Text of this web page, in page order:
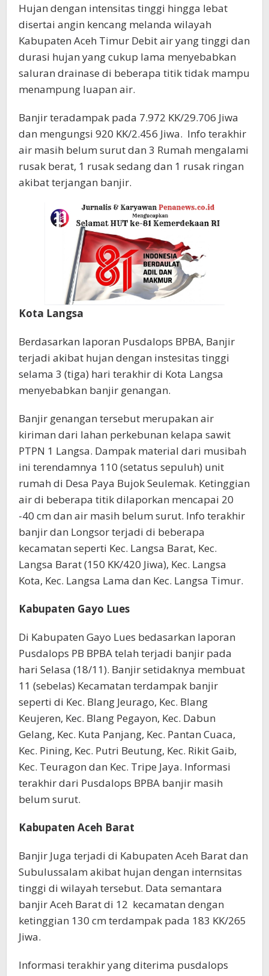
Hujan dengan intensitas tinggi hingga lebat
disertai angin kencang melanda wilayah
Kabupaten Aceh Timur Debit air yang tinggi dan
durasi hujan yang cukup lama menyebabkan
saluran drainase di beberapa titik tidak mampu
menampung luapan air.
Banjir teradampak pada 7.972 KK/29.706 Jiwa
dan mengungsi 920 KK/2.456 Jiwa. Info terakhir
air masih belum surut dan 3 Rumah mengalami
rusak berat, 1 rusak sedang dan 1 rusak ringan
akibat terjangan banjir.
Kota Langsa
Berdasarkan laporan Pusdalops BPBA, Banjir
terjadi akibat hujan dengan instesitas tinggi
selama 3 (tiga) hari terakhir di Kota Langsa
menyebabkan banjir genangan.
Banjir genangan tersebut merupakan air
kiriman dari lahan perkebunan kelapa sawit
PTPN 1 Langsa. Dampak material dari musibah
ini terendamnya 110 (setatus sepuluh) unit
rumah di Desa Paya Bujok Seulemak. Ketinggian
air di beberapa titik dilaporkan mencapai 20
-40 cm dan air masih belum surut. Info terakhir
banjir dan Longsor terjadi di beberapa
kecamatan seperti Kec. Langsa Barat, Kec.
Langsa Barat (150 KK/420 Jiwa), Kec. Langsa
Kota, Kec. Langsa Lama dan Kec. Langsa Timur.
Kabupaten Gayo Lues
Di Kabupaten Gayo Lues bedasarkan laporan
Pusdalops PB BPBA telah terjadi banjir pada
hari Selasa (18/11). Banjir setidaknya membuat
11 (sebelas) Kecamatan terdampak banjir
seperti di Kec. Blang Jeurago, Kec. Blang
Keujeren, Kec. Blang Pegayon, Kec. Dabun
Gelang, Kec. Kuta Panjang, Kec. Pantan Cuaca,
Kec. Pining, Kec. Putri Beutung, Kec. Rikit Gaib,
Kec. Teuragon dan Kec. Tripe Jaya. Informasi
terakhir dari Pusdalops BPBA banjir masih
belum surut.
Kabupaten Aceh Barat
Banjir Juga terjadi di Kabupaten Aceh Barat dan
Subulussalam akibat hujan dengan internsitas
tinggi di wilayah tersebut. Data semantara
banjir Aceh Barat di 12 kecamatan dengan
ketinggian 130 cm terdampak pada 183 KK/265
Jiwa.
Informasi terakhir yang diterima pusdalops